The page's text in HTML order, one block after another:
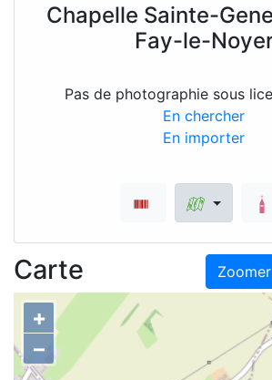
Chapelle Sainte-
Fay-le-
Pas de photographie sous
En chercher
En importer
Carte
+
–